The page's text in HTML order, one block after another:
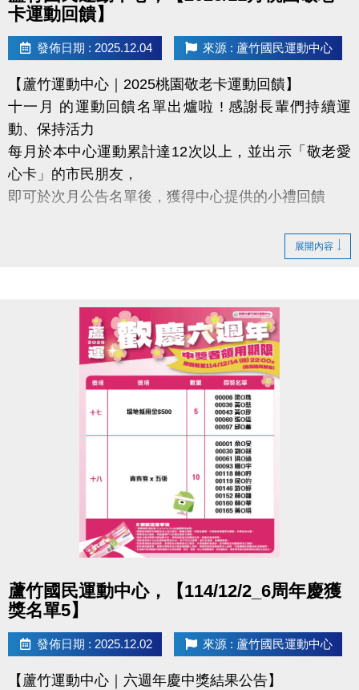
卡運動回饋】
發佈日期 : 2025.12.04 來源 : 蘆竹國民運動中心
【蘆竹運動中心｜2025桃園敬老卡運動回饋】
十一月 的運動回饋名單出爐啦 ! 感謝長輩們持續運
動、保持活力
每月於本中心運動累計達12次以上，並出示「敬老愛
心卡」的市民朋友，
即可於次月公告名單後，獲得中心提供的小禮回饋
持續運動不僅讓身體更健康，
還能感受滿滿的鼓勵與心意
洽詢專線：03-2639066 #112 (客服部)
官網 :
https://www.lzsports.com.tw/zh_TW/news/pageID/1/
FB : 桃園市蘆竹國民運動中心
展開內容
蘆竹國民運動中心，【114/12/2_6周年慶獲
獎名單5】
發佈日期 : 2025.12.02 來源 : 蘆竹國民運動中心
【蘆竹運動中心｜六週年慶中獎結果公告】